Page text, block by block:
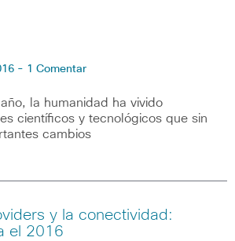
- 1 Comentar
la humanidad ha vivido
científicos y tecnológicos que sin
cambios
y la conectividad:
el 2016